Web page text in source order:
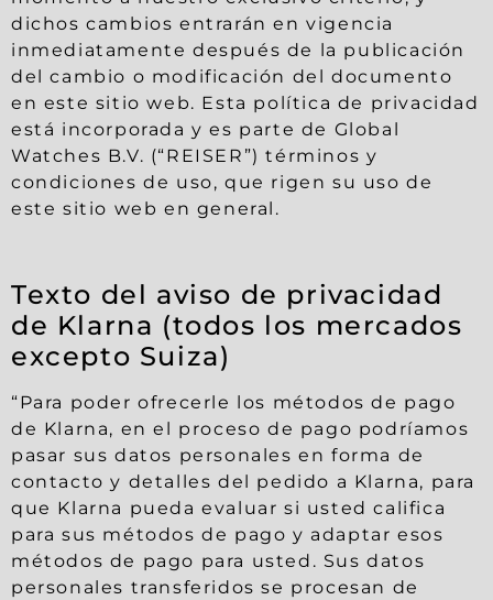
dichos cambios entrarán en vigencia
inmediatamente después de la publicación
del cambio o modificación del documento
en este sitio web. Esta política de privacidad
está incorporada y es parte de Global
Watches B.V. (“REISER”) términos y
condiciones de uso, que rigen su uso de
este sitio web en general.
Texto del aviso de privacidad
de Klarna (todos los mercados
excepto Suiza)
“Para poder ofrecerle los métodos de pago
de Klarna, en el proceso de pago podríamos
pasar sus datos personales en forma de
contacto y detalles del pedido a Klarna, para
que Klarna pueda evaluar si usted califica
para sus métodos de pago y adaptar esos
métodos de pago para usted. Sus datos
personales transferidos se procesan de